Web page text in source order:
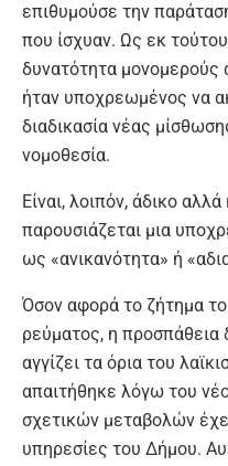
επιθυμούσε την
που ίσχυαν. Ως εκ
δυνατότητα
ήταν υποχρεωμένος να
διαδικασία νέας
νομοθεσία.
Είναι, λοιπόν, άδικο
παρουσιάζεται μια
ως «ανικανότητα» ή
Όσον αφορά το ζήτημα
ρεύματος, η
αγγίζει τα όρια του
απαιτήθηκε λόγω του
σχετικών μεταβολών
υπηρεσίες του Δήμου.